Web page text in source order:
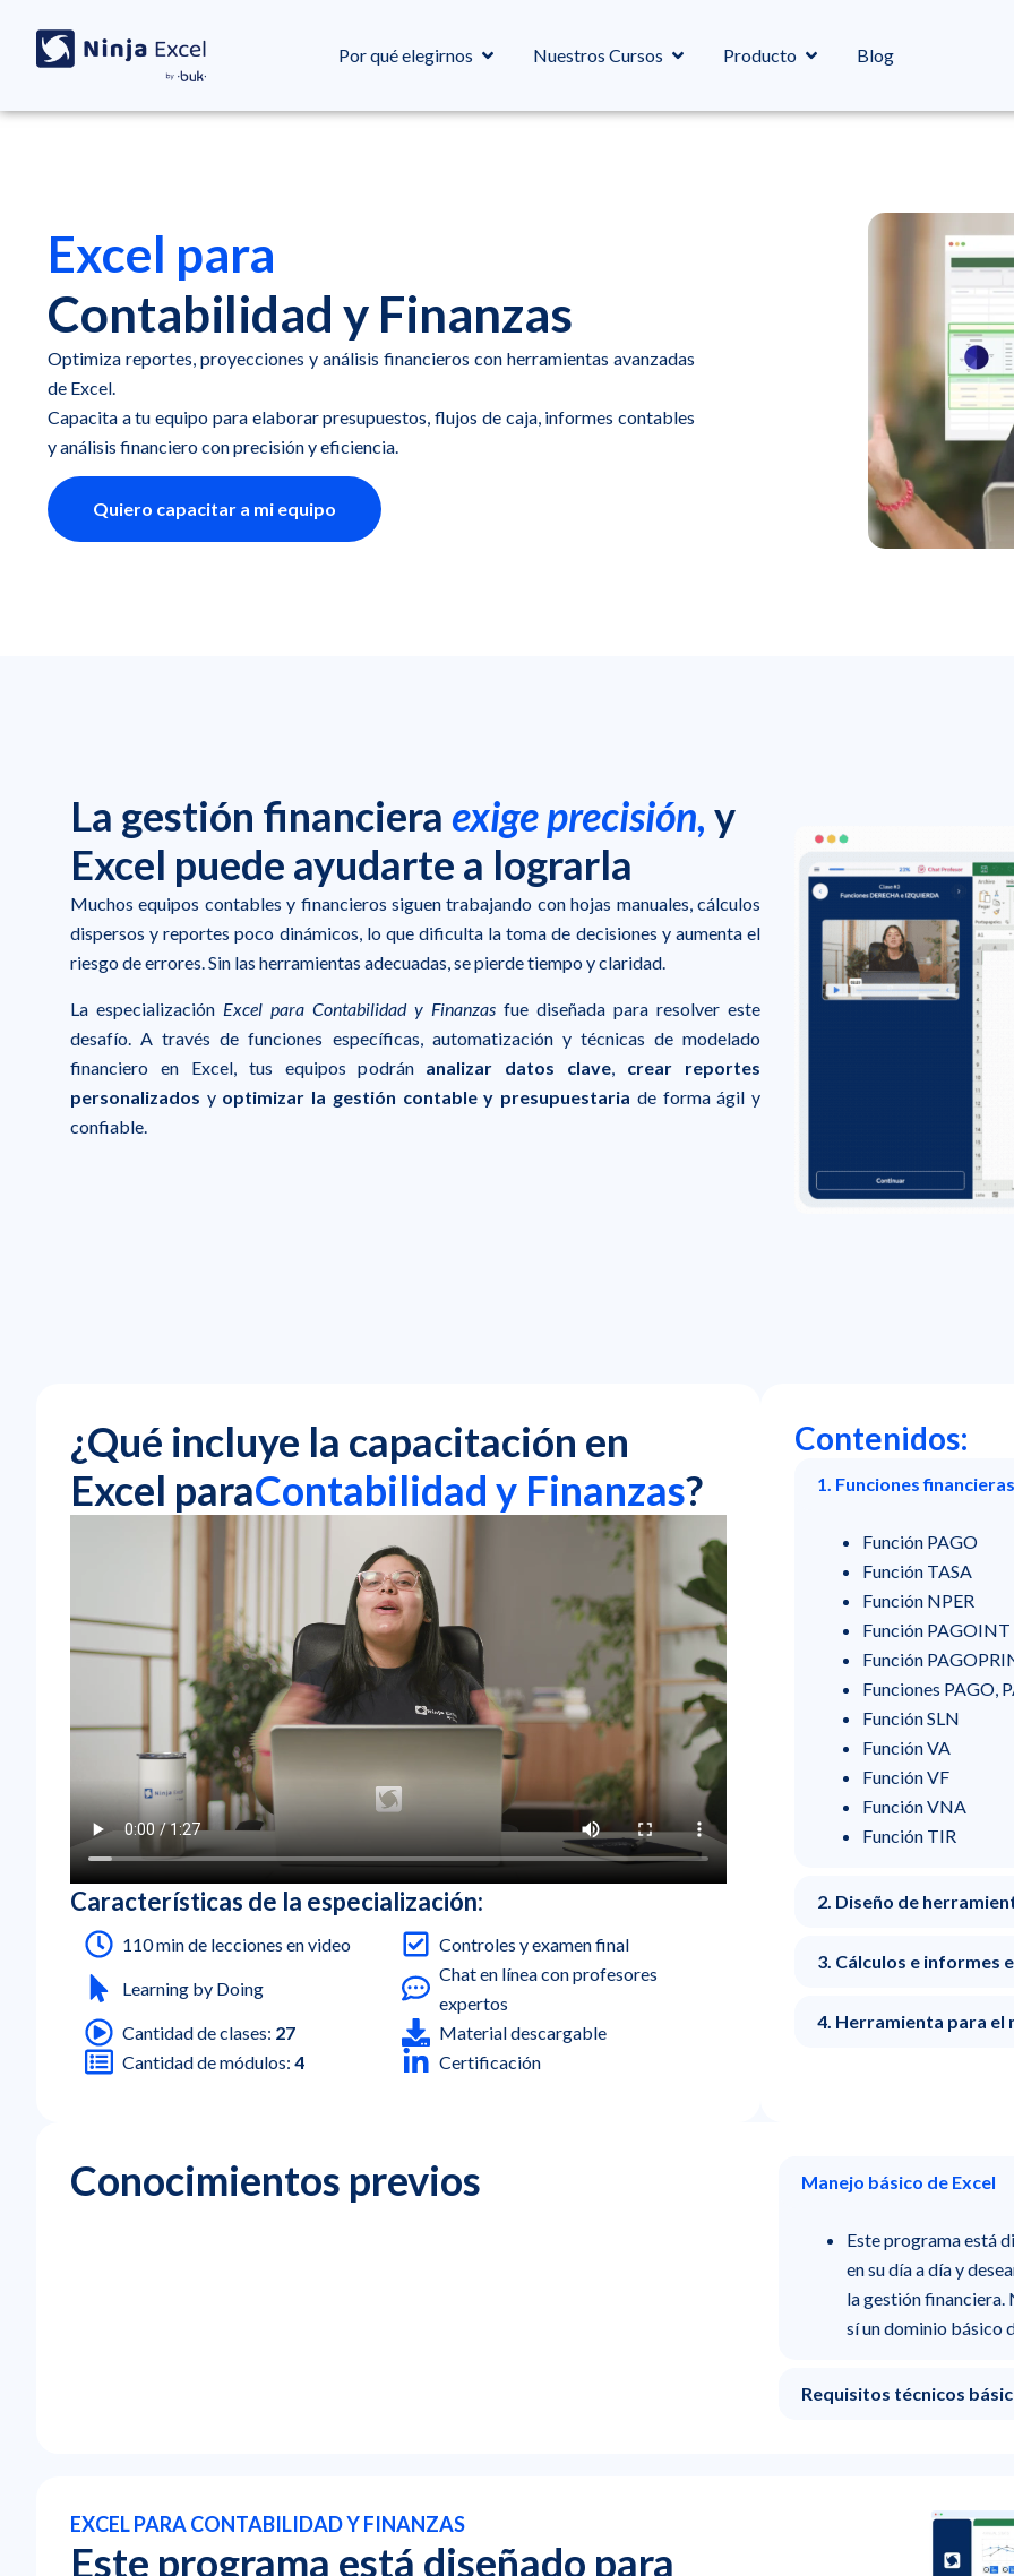
Por qué elegirnos Nuestros Cursos Producto Blog
Excel para
Contabilidad y Finanzas
Optimiza reportes, proyecciones y análisis financieros con herramientas avanzadas
de Excel.
Capacita a tu equipo para elaborar presupuestos, flujos de caja, informes contables
y análisis financiero con precisión y eficiencia.
Quiero capacitar a mi equipo
La gestión financiera exige precisión, y
Excel puede ayudarte a lograrla
Muchos equipos contables y financieros siguen trabajando con hojas manuales, cálculos
dispersos y reportes poco dinámicos, lo que dificulta la toma de decisiones y aumenta el
riesgo de errores. Sin las herramientas adecuadas, se pierde tiempo y claridad.
La especialización Excel para Contabilidad y Finanzas fue diseñada para resolver este
desafío. A través de funciones específicas, automatización y técnicas de modelado
financiero en Excel, tus equipos podrán analizar datos clave
crear reportes
personalizados y optimizar la gestión contable y presupuestaria de forma ágil y
confiable.
¿Qué incluye la capacitación en
Excel paraContabilidad y Finanzas?
Características de la especialización:
110 min de lecciones en video Controles y examen final
Learning by Doing
Chat en línea con profesores
expertos
Cantidad de clases: 27
Material descargable
Cantidad de módulos:4 Certificación
Contenidos:
1. Funciones financieras
Función PAGO
Función TASA
Función NPER
Función PAGOINT
Función
Funciones PAGO,
Función SLN
Función VA
Función VF
Función VNA
Función TIR
2. Diseño de
3. Cálculos e informes
4. Herramienta para el
Conocimientos previos Manejo básico de Excel
Este programa está
en su día a día y
la gestión financiera.
sí un dominio básico
Requisitos técnicos
EXCEL PARA CONTABILIDAD Y FINANZAS
Este programa está diseñado para